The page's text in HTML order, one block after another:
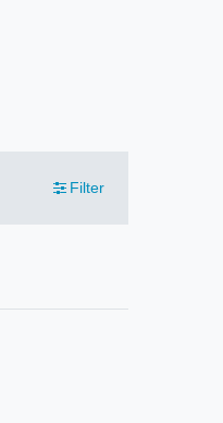
Filter